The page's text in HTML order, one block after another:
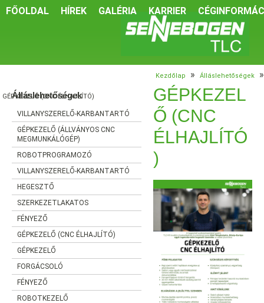
FŐOLDAL HÍREK GALÉRIA KARRIER
Kezdőlap » Álláslehetőségek »
GÉPKEZELŐ (CNC ÉLHAJLÍTÓ)
GÉPKEZEL
Ő (CNC
ÉLHAJLÍTÓ
)
Álláslehetőségek
VILLANYSZERELŐ-KARBANTARTÓ
GÉPKEZELŐ (ÁLLVÁNYOS CNC
MEGMUNKÁLÓGÉP)
ROBOTPROGRAMOZÓ
VILLANYSZERELŐ-KARBANTARTÓ
HEGESZTŐ
SZERKEZETLAKATOS
FÉNYEZŐ
GÉPKEZELŐ (CNC ÉLHAJLÍTÓ)
GÉPKEZELŐ
FORGÁCSOLÓ
FÉNYEZŐ
ROBOTKEZELŐ